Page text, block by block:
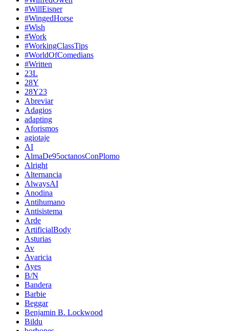
#WillEisner
#WingedHorse
#Wish
#Work
#WorkingClassTips
#WorldOfComedians
#Written
23L
28Y
28Y23
Abreviar
Adagios
adapting
Aforismos
agiotaje
AI
AlmaDe95octanosConPlomo
Alright
Alternancia
AlwaysAI
Anodina
Antihumano
Antisistema
Arde
ArtificialBody
Asturias
Av
Avaricia
Ayes
B/N
Bandera
Barbie
Beggar
Benjamin B. Lockwood
Bildu